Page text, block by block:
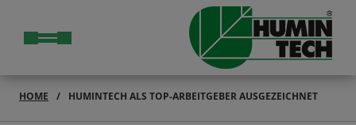
HOME HUMINTECH ALS TOP-ARBEITGEBER AUSGEZEICHNET